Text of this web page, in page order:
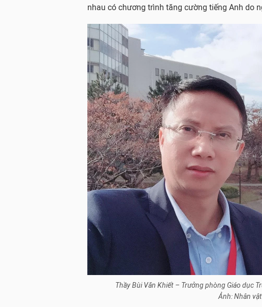
nhau có chương trình tăng cường tiếng Anh do
Thầy Bùi Văn Khiết – Trưởng phòng Giáo dục
Ảnh: Nhân